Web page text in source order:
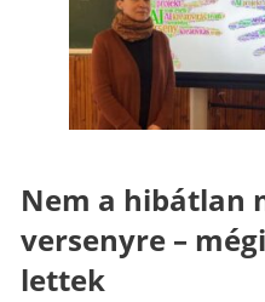
Nem a hibátlan
versenyre –
lettek